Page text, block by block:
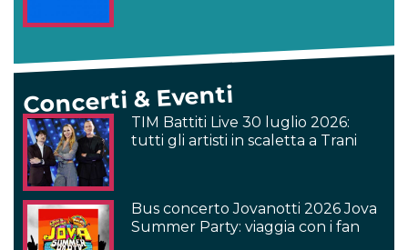
Concerti & Eventi
TIM Battiti Live 30 luglio 2026:
tutti gli artisti in scaletta a Trani
Bus concerto Jovanotti 2026 Jova
Summer Party: viaggia con i fan